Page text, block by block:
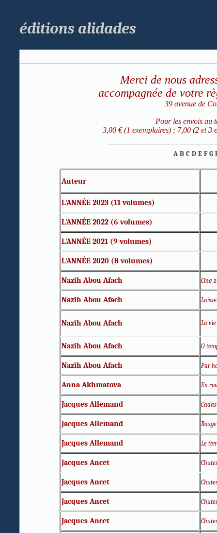
éditions alidades
Merci de nous
accompagnée de votre
39 avenue de
Pour les envois au
3,00 € (1 exemplaires) ; 7,00 (2 et 3
A B C D E F G
Auteur
L'ANNÉE 2023 (11 volumes)
L'ANNÉE 2022 (6 volumes)
L'ANNÉE 2021 (9 volumes)
L'ANNÉE 2020 (8 volumes)
Nazîh Abou Afach Cinq
Nazîh Abou Afach
Nazîh Abou Afach La
Nazîh Abou Afach O
Nazîh Abou Afach Par
Anna Akhmatova En
Jacques Allemand
Jacques Allemand
Jacques Allemand Le
Jacques Ancet
Jacques Ancet
Jacques Ancet
Jacques Ancet